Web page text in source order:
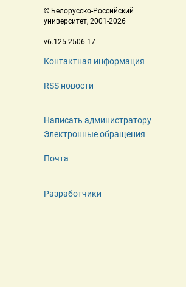
© Белорусско-Российский
университет, 2001-2026
v6.125.2506.17
Контактная информация
RSS новости
Написать администратору
Электронные обращения
Почта
Разработчики